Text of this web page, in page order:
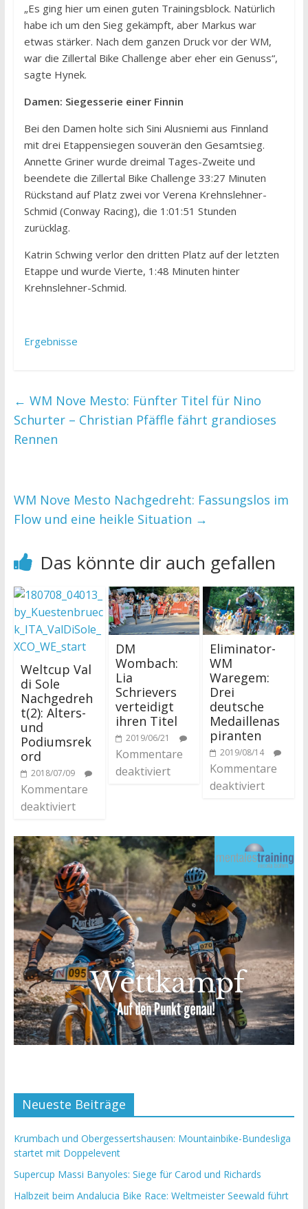
„Es ging hier um einen guten Trainingsblock. Natürlich
habe ich um den Sieg gekämpft, aber Markus war
etwas stärker. Nach dem ganzen Druck vor der WM,
war die Zillertal Bike Challenge aber eher ein Genuss“,
sagte Hynek.
Damen: Siegesserie einer Finnin
Bei den Damen holte sich Sini Alusniemi aus Finnland
mit drei Etappensiegen souverän den Gesamtsieg.
Annette Griner wurde dreimal Tages-Zweite und
beendete die Zillertal Bike Challenge 33:27 Minuten
Rückstand auf Platz zwei vor Verena Krehnslehner-
Schmid (Conway Racing), die 1:01:51 Stunden
zurücklag.
Katrin Schwing verlor den dritten Platz auf der letzten
Etappe und wurde Vierte, 1:48 Minuten hinter
Krehnslehner-Schmid.
Ergebnisse
← WM Nove Mesto: Fünfter Titel für Nino
Schurter – Christian Pfäffle fährt grandioses
Rennen
WM Nove Mesto Nachgedreht: Fassungslos im
Flow und eine heikle Situation →
Das könnte dir auch gefallen
Weltcup Val
di Sole
Nachgedreh
t(2): Alters-
und
Podiumsrek
ord
2018/07/09
Kommentare
deaktiviert
DM
Wombach:
Lia
Schrievers
verteidigt
ihren Titel
2019/06/21
Kommentare
deaktiviert
Eliminator-
WM
Waregem:
Drei
deutsche
Medaillenas
piranten
2019/08/14
Kommentare
deaktiviert
Neueste Beiträge
Krumbach und Obergessertshausen: Mountainbike-Bundesliga
startet mit Doppelevent
Supercup Massi Banyoles: Siege für Carod und Richards
Halbzeit beim Andalucia Bike Race: Weltmeister Seewald führt